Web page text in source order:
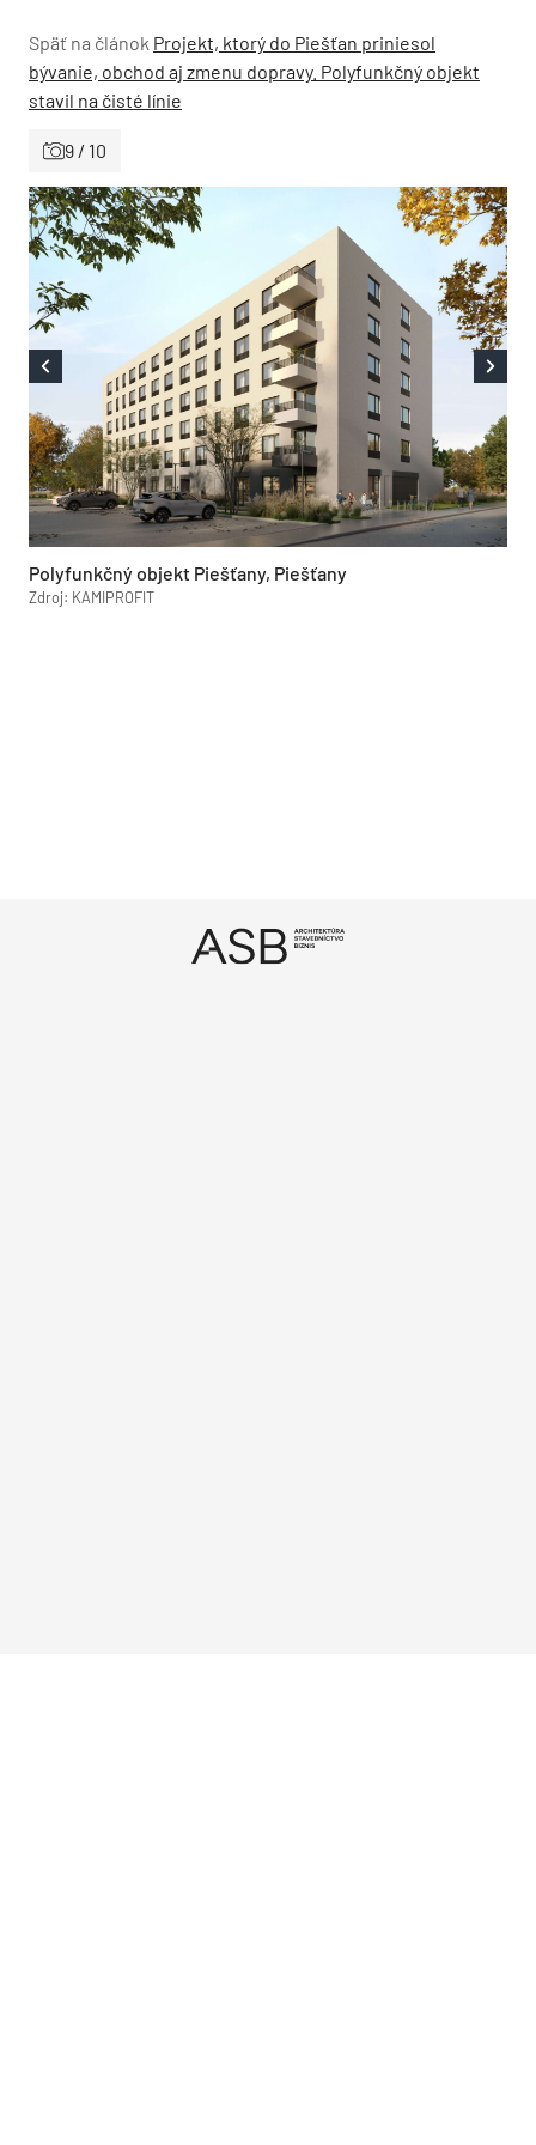
Späť na článok Projekt, ktorý do Piešťan priniesol
bývanie, obchod aj zmenu dopravy. Polyfunkčný objekt
stavil na čisté línie
9 / 10
Polyfunkčný objekt Piešťany, Piešťany
Zdroj: KAMIPROFIT